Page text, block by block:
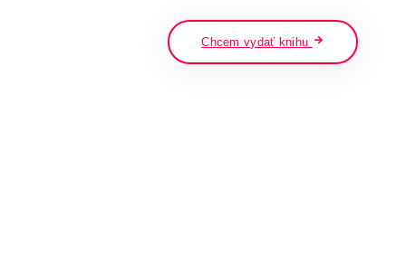
Chcem vydať knihu